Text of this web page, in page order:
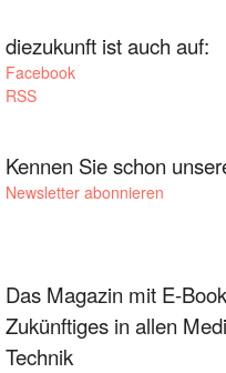
diezukunft ist auch auf:
Facebook
RSS
Kennen Sie schon
Newsletter abonnieren
Das Magazin mit E-
Zukünftiges in allen
Technik